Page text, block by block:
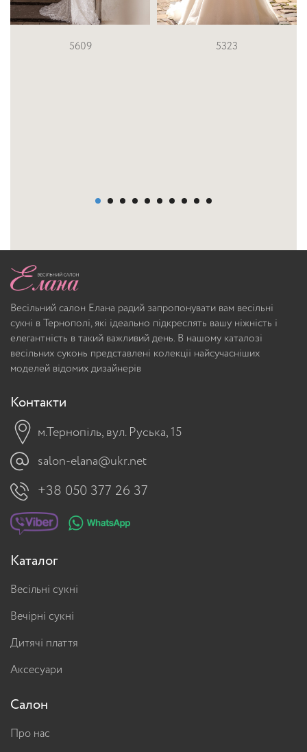
5323 MD 216
Весільний салон Елана радий запропонувати вам весільні
сукні в Тернополі, які ідеально підкреслять вашу ніжність і
елегантність в такий важливий день. В нашому каталозі
весільних суконь представлені колекції найсучасніших
моделей відомих дизайнерів
Контакти
м.Тернопіль, вул. Руська, 15
salon-elana@ukr.net
+38 050 377 26 37
Каталог
Весільні сукні
Вечірні сукні
Дитячі плаття
Аксесуари
Салон
Про нас